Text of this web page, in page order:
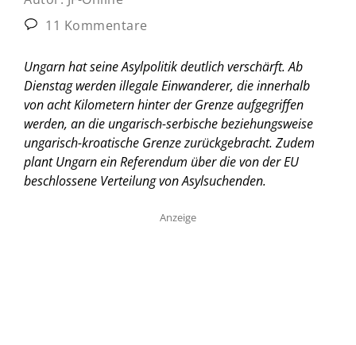
11 Kommentare
Ungarn hat seine Asylpolitik deutlich verschärft. Ab
Dienstag werden illegale Einwanderer, die innerhalb
von acht Kilometern hinter der Grenze aufgegriffen
werden, an die ungarisch-serbische beziehungsweise
ungarisch-kroatische Grenze zurückgebracht. Zudem
plant Ungarn ein Referendum über die von der EU
beschlossene Verteilung von Asylsuchenden.
Anzeige